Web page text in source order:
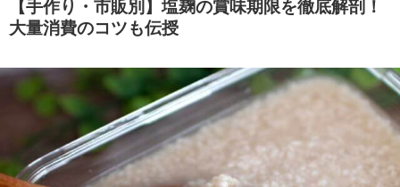
【手作り・市販別】塩麹の賞味期限を徹底解剖！
大量消費のコツも伝授